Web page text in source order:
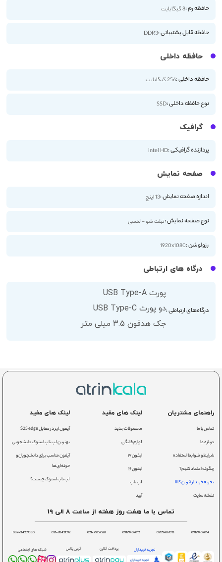
حافظه رم :8 گیگابایت
حافظه قابل پشتیبانی :DDR3
حافظه داخلی
حافظه داخلی :256 گیگابایت
نوع حافظه داخلی :SSD
گرافیک
پردازنده گرافیکی :intel HD
صفحه نمایش
اندازه صفحه نمایش :13 اینچ
نوع صفحه نمایش :تبلت شو - لمسی
رزولوشن :1920x1080
درگاه های ارتباطی
درگاه‌های ارتباطی :
پورت USB Type-A
دو پورت USB Type-C
جک هدفون 3.5 میلی متر
راهنمای مشتریان
تماس با ما
درباره ما
شرایط و ضوابط استفاده
چگونه اعتماد کنیم؟
تجربه خرید از آترین کالا
نقشه سایت
لینک های مفید
محصولات جدید
لوازم خانگی
ایفون ۱۷
ایفون ۱۶
لپ تاپ
آیپد
لینک های مفید
آیفون ایر در مقابل S25 edge
بهترین لپ تاپ استوک دانشجویی
آیفون مناسب برای دانشجویان و
حرفه‌ای‌ها
لپ تاپ استوک چیست؟
تماس با ما هفت روز هفته از ساعت 8 الی 19
09129407014
09129407013
09129407012
021-71057528
021-28421592
087-34259380
تجربه خریداران پرداخت آنلاین آترین پلاس شبکه های اجتماعی